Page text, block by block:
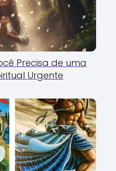
Precisa de uma
Urgente